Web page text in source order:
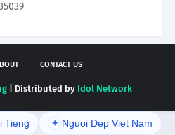
CONTACT US
| Distributed by Idol Network
Tieng + Nguoi Dep Viet Nam